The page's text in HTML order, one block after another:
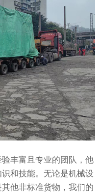
丰富且专业的团队，他
和技能。无论是机械设
他非标准货物，我们的